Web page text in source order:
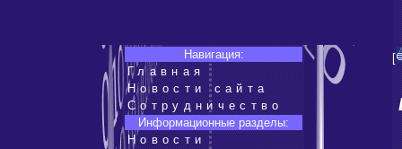
Навигация:
Главная
Новости сайта
Сотрудничество
Информационные разделы:
Новости
[